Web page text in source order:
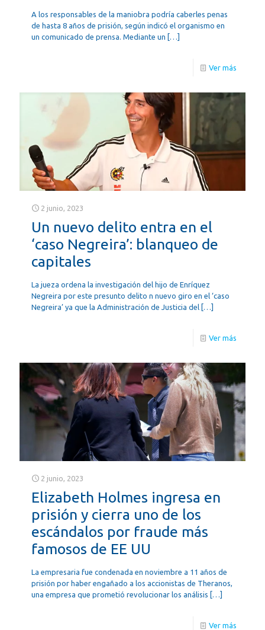
A los responsables de la maniobra podría caberles penas
de hasta 8 años de prisión, según indicó el organismo en
un comunicado de prensa. Mediante un […]
Ver más
2 junio, 2023
Un nuevo delito entra en el
‘caso Negreira’: blanqueo de
capitales
La jueza ordena la investigación del hijo de Enríquez
Negreira por este presunto delito n nuevo giro en el ‘caso
Negreira’ ya que la Administración de Justicia del […]
Ver más
2 junio, 2023
Elizabeth Holmes ingresa en
prisión y cierra uno de los
escándalos por fraude más
famosos de EE UU
La empresaria fue condenada en noviembre a 11 años de
prisión por haber engañado a los accionistas de Theranos,
una empresa que prometió revolucionar los análisis […]
Ver más